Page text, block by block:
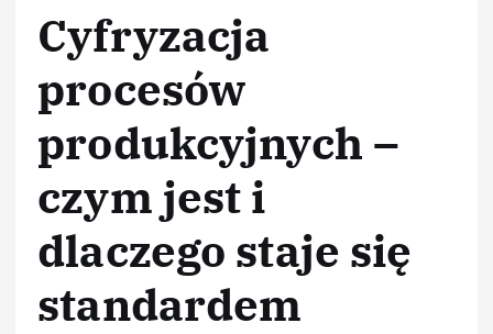
Cyfryzacja
procesów
produkcyjnych –
czym jest i
dlaczego staje się
standardem